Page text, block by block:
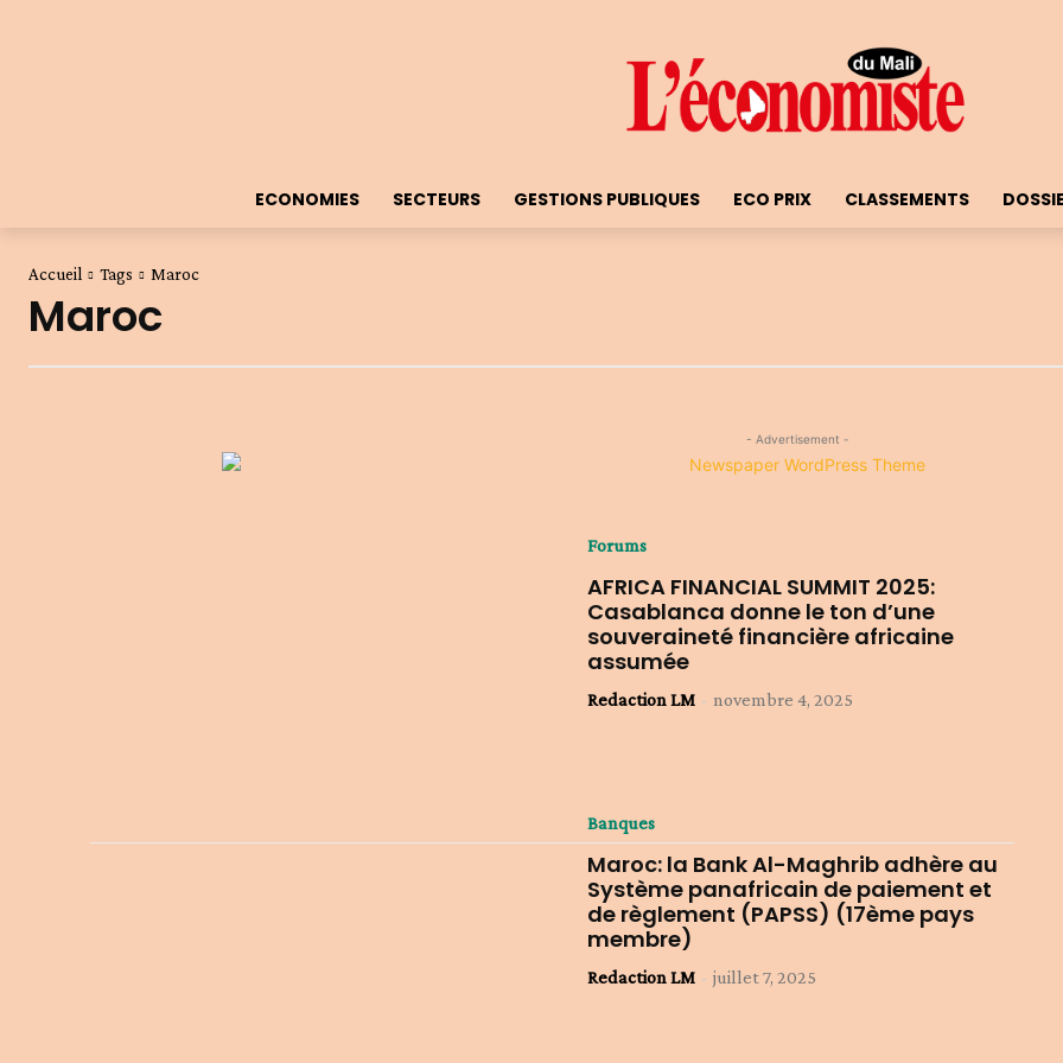
ECONOMIES SECTEURS GESTIONS PUBLIQUES ECO PRIX CLASSEMENTS
Accueil Tags Maroc
Maroc
- Advertisement -
Forums
AFRICA FINANCIAL SUMMIT 2025:
Casablanca donne le ton d’une
souveraineté financière africaine
assumée
Redaction LM - novembre 4, 2025
Banques
Maroc: la Bank Al-Maghrib adhère au
Système panafricain de paiement et
de règlement (PAPSS) (17ème pays
membre)
Redaction LM - juillet 7, 2025